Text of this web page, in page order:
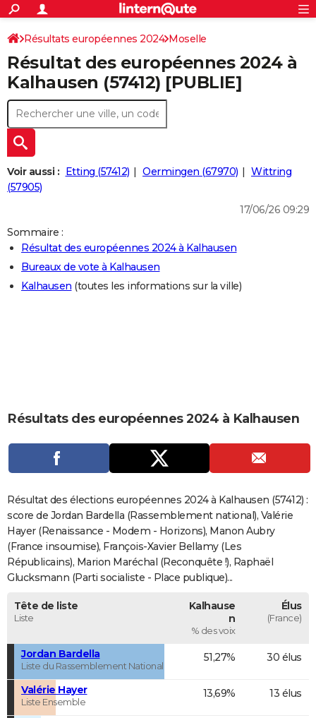
ACTUALITÉS
Politique
Société
Faits Divers
Education
Monde
Villes
+
SPORT
Coupe du monde 2026
Football
Tennis
Cyclisme
Rugby
Forum
CULTURE
Programme TV
TNT
Streaming
Cinéma
Sorties cinéma
Musique
+
FINANCE
Retraite
Impôts
Epargne
Immobilier
Risques naturels par ville
Banque
Assurance
Crédit
AUTO
Essais
Réserver un essai
Citadines
Berlines
SUV
Forum auto
+
HIGH-TECH
Mobiles
Meilleur smartphone
Internet
Ordinateurs
Jeux vidéo
Guide high-tech
+
BRICOLAGE
Guides de France
Escapades
Patrimoine
Expositions
Musées
Week-end nature
LIFESTYLE
Art de vivre
Bien-être
Loisirs
Mode
Modes de vie
CARTE DE VOEUX
Carte de Noël
Carte Bonne année
Carte Saint-Valentin
Carte Pâques
Carte d'anniversaire
DICTIONNAIRE
Dictionnaire
Biographies
Citations
Expressions
Proverbes
PROGRAMME TV
COPAINS D'AVANT
S'inscrire
Se connecter
Lycées
Collèges
Primaires
Universités
Entreprises
Service militaire
Avis de recherche
AVIS DE DÉCÈS
FORUM
S'inscrire
Connexion
Résultats européennes 2024 Moselle
Résultat des européennes 2024 à
Kalhausen (57412) [PUBLIE]
Voir aussi : Etting (57412) Oermingen (67970)
Wittring
(57905)
17/06/26 09:29
Sommaire :
Résultat des européennes 2024 à Kalhausen
Bureaux de vote à Kalhausen
Kalhausen (toutes les informations sur la ville)
Résultats des européennes 2024 à Kalhausen
Résultat des élections européennes 2024 à Kalhausen (57412) :
score de Jordan Bardella (Rassemblement national), Valérie
Hayer (Renaissance - Modem - Horizons), Manon Aubry
(France insoumise), François-Xavier Bellamy (Les
Républicains), Marion Maréchal (Reconquête !), Raphaël
Glucksmann (Parti socialiste - Place publique)...
Tête de liste
Liste
Kalhause
n
% des voix
Élus
(France)
Jordan Bardella
Liste du Rassemblement National
51,27% 30 élus
Valérie Hayer
Liste Ensemble
13,69% 13 élus